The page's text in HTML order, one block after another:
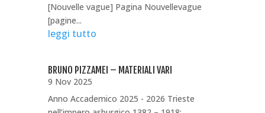
[Nouvelle vague] Pagina Nouvellevague
[pagine...
leggi tutto
BRUNO PIZZAMEI – MATERIALI VARI
9 Nov 2025
Anno Accademico 2025 - 2026 Trieste